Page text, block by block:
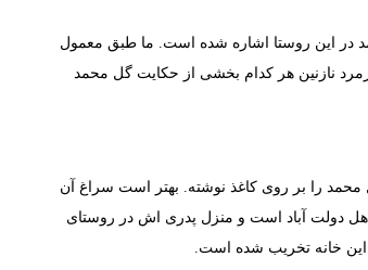
در این روستا اشاره شده است. ما طبق معمول
نازنین هر کدام بخشی از حکایت گل محمد
را بر روی کاغذ نوشته. بهتر است سراغ آن
اهل دولت آباد است و منزل پدری اش در روستای
این خانه تخریب شده است.